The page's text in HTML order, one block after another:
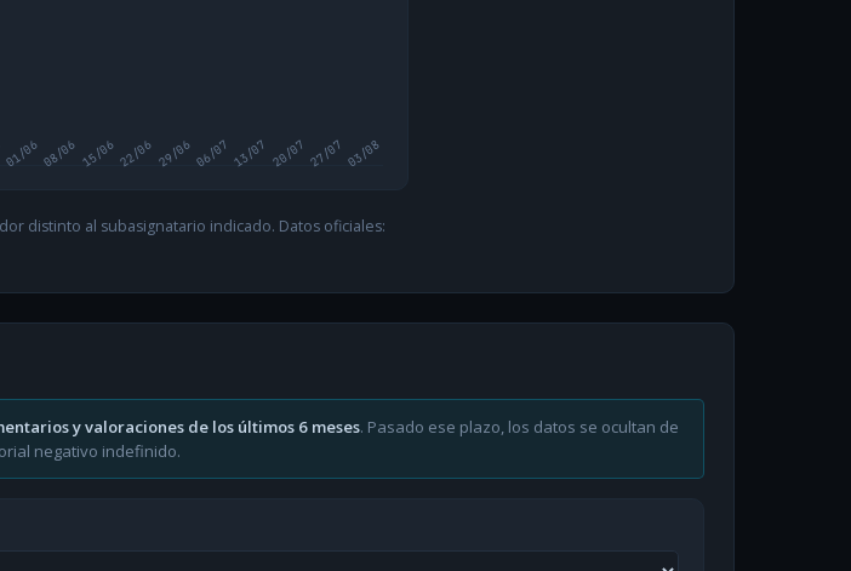
01/0608/06 15/0622/06 29/0606/07 13/07 20/07 27/07 03/08
distinto al subasignatario indicado. Datos oficiales:
y valoraciones de los últimos 6 meses. Pasado ese plazo, los datos se ocultan de
negativo indefinido.